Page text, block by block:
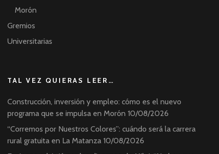
Morón
Gremios
Universitarias
TAL VEZ QUIERAS LEER…
Construcción, inversión y empleo: cómo es el nuevo
programa que se impulsa en Morón 10/08/2026
“Corremos por Nuestros Colores”: cuándo será la carrera
rural gratuita en La Matanza 10/08/2026